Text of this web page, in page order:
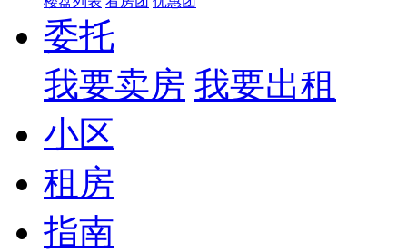
委托
我要卖房 我要出租
小区
租房
指南